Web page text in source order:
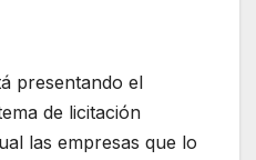
presentando el
de licitación
las empresas que lo